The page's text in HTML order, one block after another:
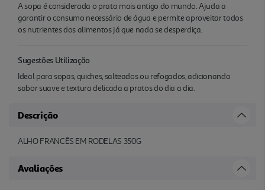
A sopa é considerada o prato mais antigo do mundo. Ajuda a
garantir o consumo necessário de água e permite aproveitar todos
os nutrientes dos alimentos já que nada se desperdiça.
Sugestões Utilização
Ideal para sopas, quiches, salteados ou refogados, adicionando
sabor suave e textura delicada a pratos do dia a dia.
Descrição
ALHO FRANCÊS EM RODELAS 350G
Avaliações